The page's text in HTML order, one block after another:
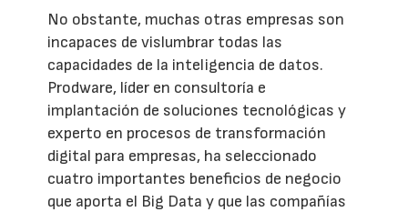
No obstante, muchas otras empresas son
incapaces de vislumbrar todas las
capacidades de la inteligencia de datos.
Prodware, líder en consultoría e
implantación de soluciones tecnológicas y
experto en procesos de transformación
digital para empresas, ha seleccionado
cuatro importantes beneficios de negocio
que aporta el Big Data y que las compañías